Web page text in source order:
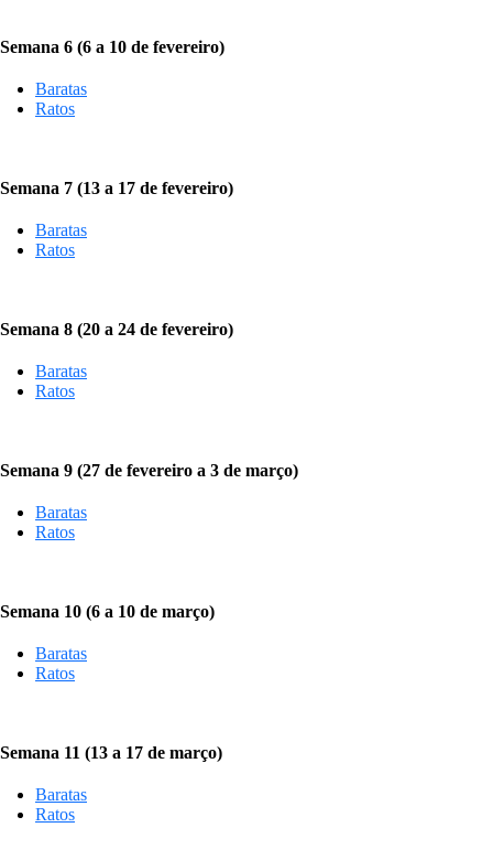
Semana 6 (6 a 10 de fevereiro)
Baratas
Ratos
Semana 7 (13 a 17 de fevereiro)
Baratas
Ratos
Semana 8 (20 a 24 de fevereiro)
Baratas
Ratos
Semana 9 (27 de fevereiro a 3 de março)
Baratas
Ratos
Semana 10 (6 a 10 de março)
Baratas
Ratos
Semana 11 (13 a 17 de março)
Baratas
Ratos